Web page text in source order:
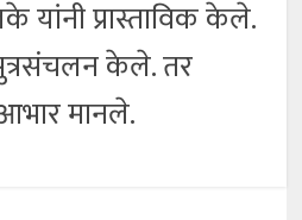
यांनी प्रास्ताविक केले.
केले. तर
मानले.